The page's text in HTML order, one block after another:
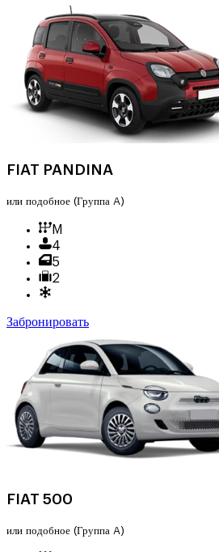
FIAT PANDINA
или подобное (Группа A)
M
4
5
2
Забронировать
FIAT 500
или подобное (Группа A)